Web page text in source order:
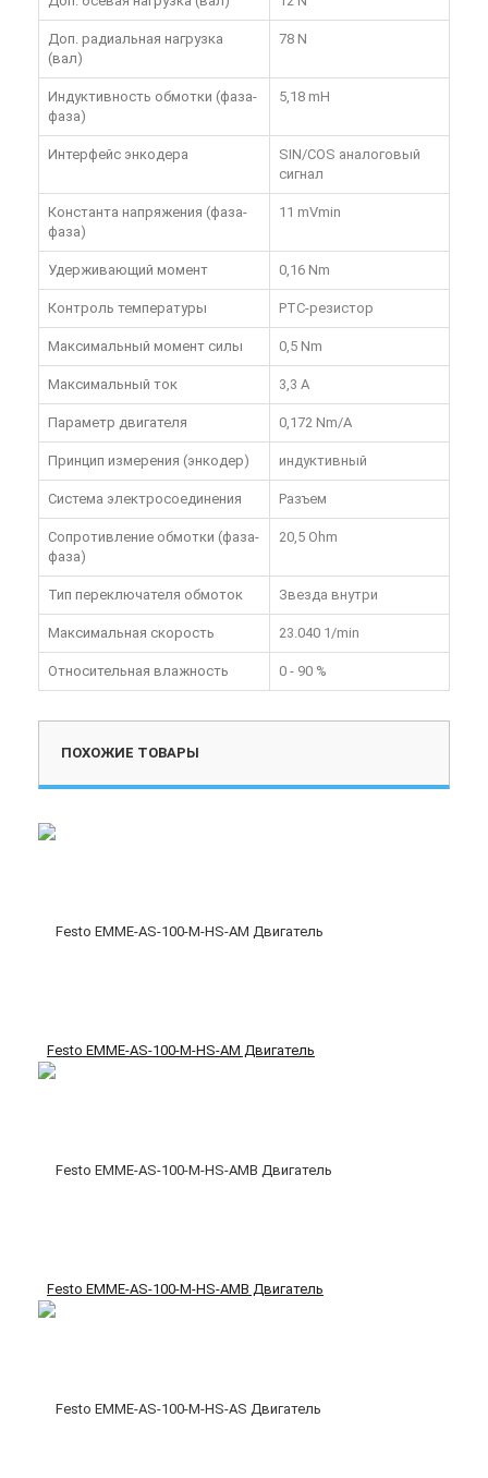
Доп. радиальная нагрузка
(вал)
78 N
Индуктивность обмотки (фаза-
фаза)
5,18 mH
Интерфейс энкодера
SIN/COS аналоговый
сигнал
Константа напряжения (фаза-
фаза)
11 mVmin
Удерживающий момент 0,16 Nm
Контроль температуры PTC-резистор
Максимальный момент силы 0,5 Nm
Максимальный ток 3,3 A
Параметр двигателя 0,172 Nm/A
Принцип измерения (энкодер) индуктивный
Система электросоединения Разъем
Сопротивление обмотки (фаза-
фаза)
20,5 Ohm
Тип переключателя обмоток Звезда внутри
Максимальная скорость 23.040 1/min
Относительная влажность 0 - 90 %
ПОХОЖИЕ ТОВАРЫ
Festo EMME-AS-100-M-HS-AM Двигатель
Festo EMME-AS-100-M-HS-AMB Двигатель